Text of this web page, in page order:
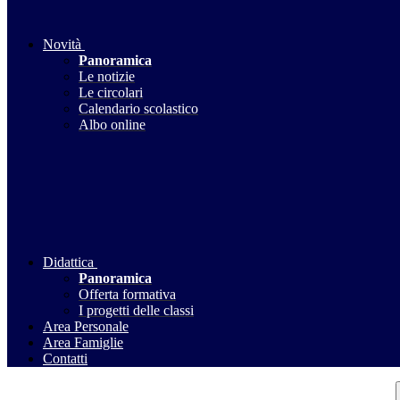
Novità
Panoramica
Le notizie
Le circolari
Calendario scolastico
Albo online
Didattica
Panoramica
Offerta formativa
I progetti delle classi
Area Personale
Area Famiglie
Contatti